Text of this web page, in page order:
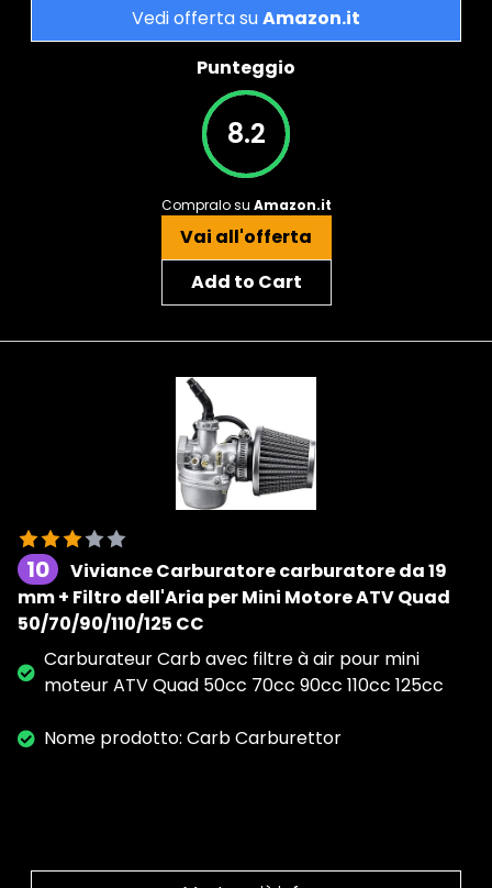
Vedi offerta suAmazon.it
Punteggio
8.2
Compralo su Amazon.it
Vai all'offerta
Add to Cart
10
Viviance Carburatore carburatore da 19
mm + Filtro dell'Aria per Mini Motore ATV Quad
50/70/90/110/125 CC
Carburateur Carb avec filtre à air pour mini
moteur ATV Quad 50cc 70cc 90cc 110cc 125cc
Nome prodotto: Carb Carburettor